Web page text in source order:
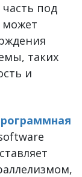
под
может
таких
и